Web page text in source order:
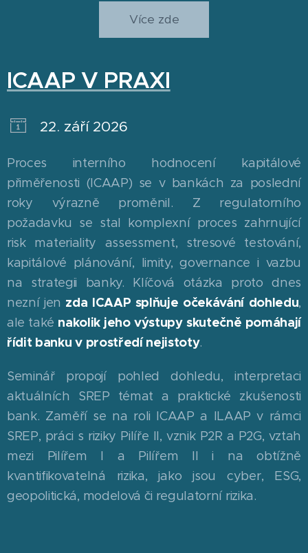
Více zde
ICAAP V PRAXI
22. září 2026
Proces interního hodnocení kapitálové
přiměřenosti (ICAAP) se v bankách za poslední
roky výrazně proměnil. Z regulatorního
požadavku se stal komplexní proces zahrnující
risk materiality assessment, stresové testování,
kapitálové plánování, limity, governance i vazbu
na strategii banky. Klíčová otázka proto dnes
nezní jen zda ICAAP splňuje očekávání dohledu,
ale také nakolik jeho výstupy skutečně pomáhají
řídit banku v prostředí nejistoty.
Seminář propojí pohled dohledu, interpretaci
aktuálních SREP témat a praktické zkušenosti
bank. Zaměří se na roli ICAAP a ILAAP v rámci
SREP, práci s riziky Pilíře II, vznik P2R a P2G, vztah
mezi Pilířem I a Pilířem II i na obtížně
kvantifikovatelná rizika, jako jsou cyber, ESG,
geopolitická, modelová či regulatorní rizika.